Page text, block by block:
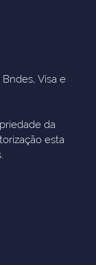
Visa e
da
esta